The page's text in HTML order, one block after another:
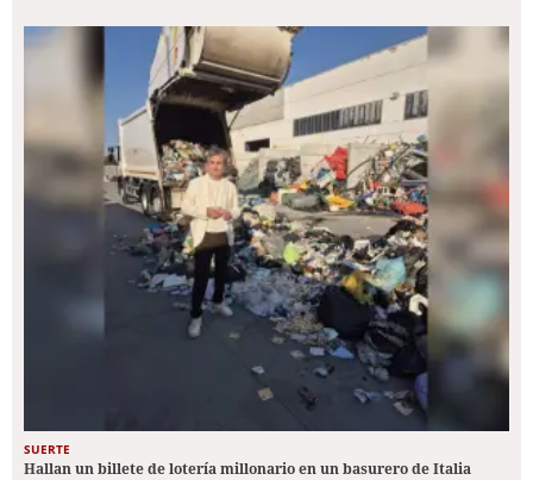
SUERTE
Hallan un billete de lotería millonario en un basurero de Italia